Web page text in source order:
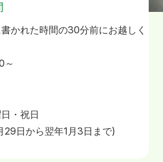
書かれた時間の30分前にお越しく
～
・祝日
29日から翌年1月3日まで)